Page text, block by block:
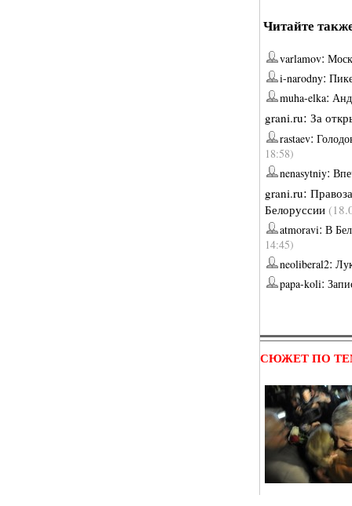
Читайте
varlamov:
i-narodny:
muha-elka:
grani.ru: За
rastaev:
18:58)
nenasytniy:
grani.ru:
Белоруссии
atmoravi: В
14:45)
neoliberal2:
papa-koli:
СЮЖЕТ ПО